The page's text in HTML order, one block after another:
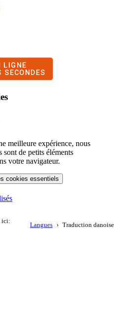
ici:
Langues Traduction danoise
meilleure expérience, nous
de petits éléments
votre navigateur.
cookies essentiels